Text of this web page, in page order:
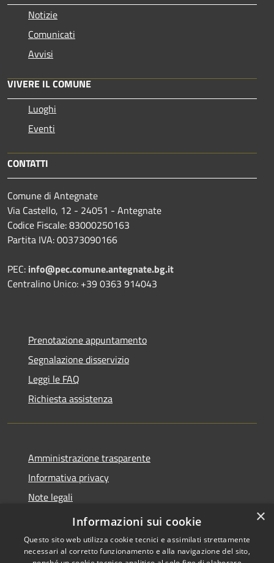
Notizie
Comunicati
Avvisi
VIVERE IL COMUNE
Luoghi
Eventi
CONTATTI
Comune di Antegnate
Via Castello, 12 - 24051 - Antegnate
Codice Fiscale: 83000250163
Partita IVA: 00373090166
PEC: info@pec.comune.antegnate.bg.it
Centralino Unico: +39 0363 914043
Prenotazione appuntamento
Segnalazione disservizio
Leggi le FAQ
Richiesta assistenza
Amministrazione trasparente
Informativa privacy
Note legali
Dichiarazione di accessibilità
×
Informazioni sui cookie
Questo sito web utilizza cookie tecnici e assimilati strettamente
necessari al corretto funzionamento e alla navigazione del sito,